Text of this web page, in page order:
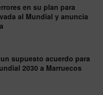
en su plan para
al Mundial y anuncia
supuesto acuerdo para
2030 a Marruecos